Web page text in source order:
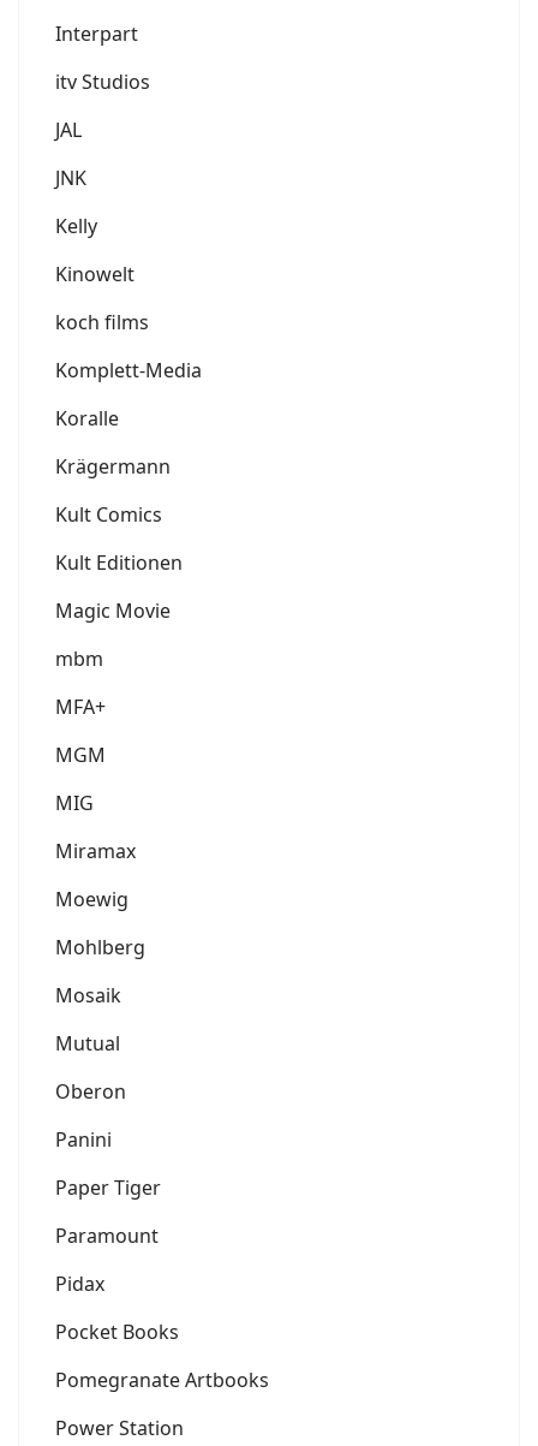
Interpart
itv Studios
JAL
JNK
Kelly
Kinowelt
koch films
Komplett-Media
Koralle
Krägermann
Kult Comics
Kult Editionen
Magic Movie
mbm
MFA+
MGM
MIG
Miramax
Moewig
Mohlberg
Mosaik
Mutual
Oberon
Panini
Paper Tiger
Paramount
Pidax
Pocket Books
Pomegranate Artbooks
Power Station